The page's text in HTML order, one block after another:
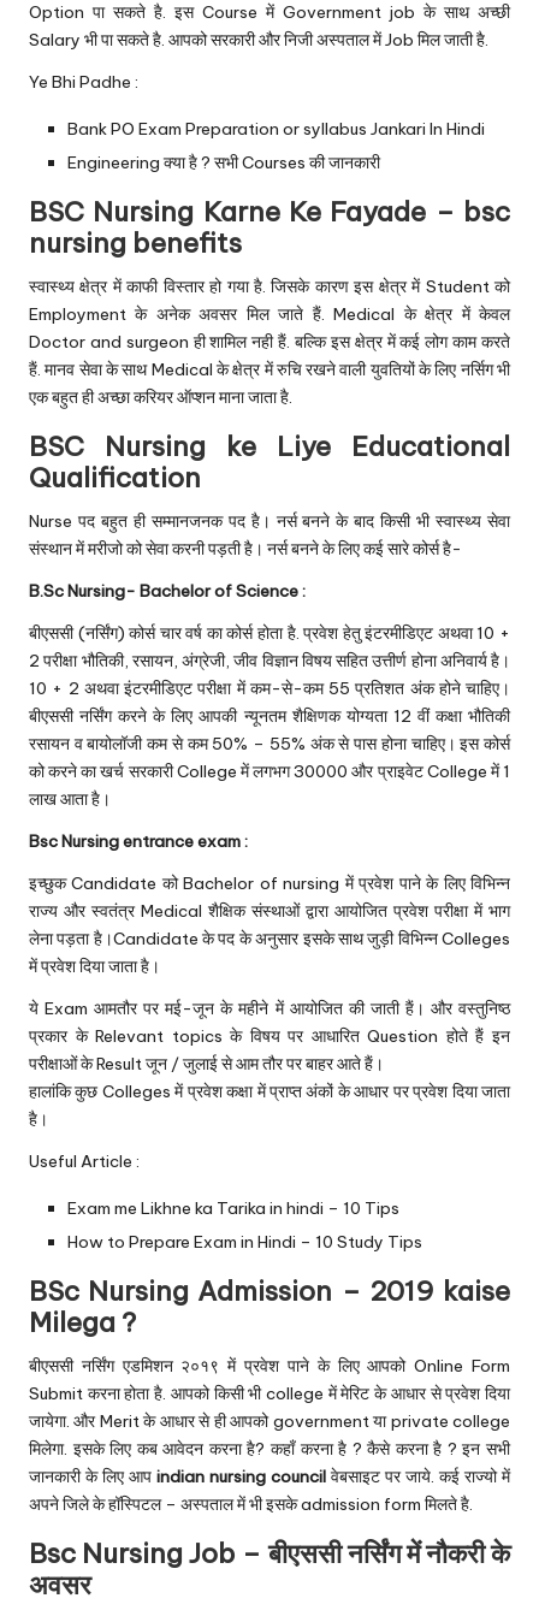
Option पा सकते है. इस Course में Government job के साथ अच्छी
Salary भी पा सकते है. आपको सरकारी और निजी अस्पताल में Job मिल जाती है.
Ye Bhi Padhe :
Bank PO Exam Preparation or syllabus Jankari In Hindi
Engineering क्या है ? सभी Courses की जानकारी
BSC Nursing Karne Ke Fayade – bsc
nursing benefits
स्वास्थ्य क्षेत्र में काफी विस्तार हो गया है. जिसके कारण इस क्षेत्र में Student को
Employment के अनेक अवसर मिल जाते हैं. Medical के क्षेत्र में केवल
Doctor and surgeon ही शामिल नही हैं. बल्कि इस क्षेत्र में कई लोग काम करते
हैं. मानव सेवा के साथ Medical के क्षेत्र में रुचि रखने वाली युवतियों के लिए नर्सिग भी
एक बहुत ही अच्छा करियर ऑप्शन माना जाता है.
BSC Nursing ke Liye Educational
Qualification
Nurse पद बहुत ही सम्मानजनक पद है। नर्स बनने के बाद किसी भी स्वास्थ्य सेवा
संस्थान में मरीजो को सेवा करनी पड़ती है। नर्स बनने के लिए कई सारे कोर्स है-
B.Sc Nursing- Bachelor of Science :
बीएससी (नर्सिंग) कोर्स चार वर्ष का कोर्स होता है. प्रवेश हेतु इंटरमीडिएट अथवा 10 +
2 परीक्षा भौतिकी, रसायन, अंग्रेजी, जीव विज्ञान विषय सहित उत्तीर्ण होना अनिवार्य है।
10 + 2 अथवा इंटरमीडिएट परीक्षा में कम-से-कम 55 प्रतिशत अंक होने चाहिए।
बीएससी नर्सिंग करने के लिए आपकी न्यूनतम शैक्षिणक योग्यता 12 वीं कक्षा भौतिकी
रसायन व बायोलॉजी कम से कम 50% – 55% अंक से पास होना चाहिए। इस कोर्स
को करने का खर्च सरकारी College में लगभग 30000 और प्राइवेट College में 1
लाख आता है।
Bsc Nursing entrance exam :
इच्छुक Candidate को Bachelor of nursing में प्रवेश पाने के लिए विभिन्न
राज्य और स्वतंत्र Medical शैक्षिक संस्थाओं द्वारा आयोजित प्रवेश परीक्षा में भाग
लेना पड़ता है।Candidate के पद के अनुसार इसके साथ जुड़ी विभिन्न Colleges
में प्रवेश दिया जाता है।
ये Exam आमतौर पर मई-जून के महीने में आयोजित की जाती हैं। और वस्तुनिष्ठ
प्रकार के Relevant topics के विषय पर आधारित Question होते हैं इन
परीक्षाओं के Result जून / जुलाई से आम तौर पर बाहर आते हैं।
हालांकि कुछ Colleges में प्रवेश कक्षा में प्राप्त अंकों के आधार पर प्रवेश दिया जाता
है।
Useful Article :
Exam me Likhne ka Tarika in hindi – 10 Tips
How to Prepare Exam in Hindi – 10 Study Tips
BSc Nursing Admission – 2019 kaise
Milega ?
बीएससी नर्सिंग एडमिशन २०१९ में प्रवेश पाने के लिए आपको Online Form
Submit करना होता है. आपको किसी भी college में मेरिट के आधार से प्रवेश दिया
जायेगा. और Merit के आधार से ही आपको government या private college
मिलेगा. इसके लिए कब आवेदन करना है? कहाँ करना है ? कैसे करना है ? इन सभी
जानकारी के लिए आप indian nursing council वेबसाइट पर जाये. कई राज्यो में
अपने जिले के हॉस्पिटल – अस्पताल में भी इसके admission form मिलते है.
Bsc Nursing Job – बीएससी नर्सिंग में नौकरी के
अवसर